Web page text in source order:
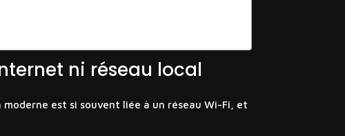
ni réseau local
est si souvent liée à un réseau Wi-Fi, et